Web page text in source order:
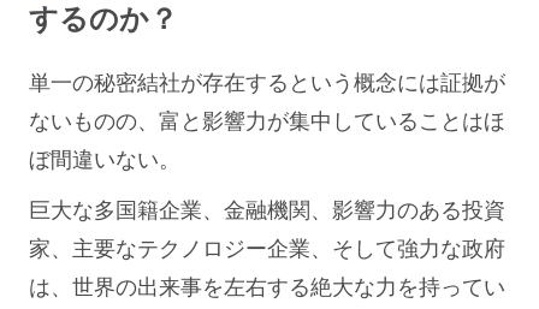
するのか？
単一の秘密結社が存在するという概念には証拠が
ないものの、富と影響力が集中していることはほ
ぼ間違いない。
巨大な多国籍企業、金融機関、影響力のある投資
家、主要なテクノロジー企業、そして強力な政府
は、世界の出来事を左右する絶大な力を持ってい